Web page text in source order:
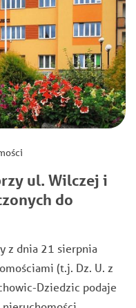
ul. Wilczej i
do
z dnia 21 sierpnia
(t.j. Dz. U. z
Dziedzic podaje